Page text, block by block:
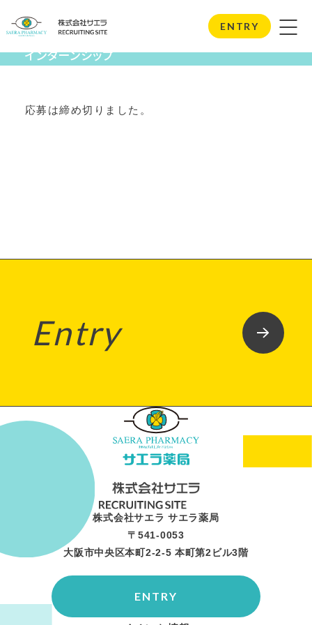
ENTRY
Internship
インターンシップ
応募は締め切りました。
Entry
株式会社サエラ サエラ薬局
〒541-0053
大阪市中央区本町2-2-5 本町第2ビル3階
ENTRY